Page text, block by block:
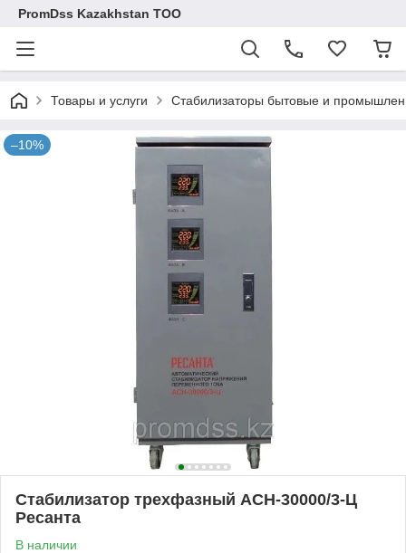
PromDss Kazakhstan TOO
Товары и услуги Стабилизаторы бытовые и
–10%
Стабилизатор трехфазный АСН-30000/3-Ц
Ресанта
В наличии